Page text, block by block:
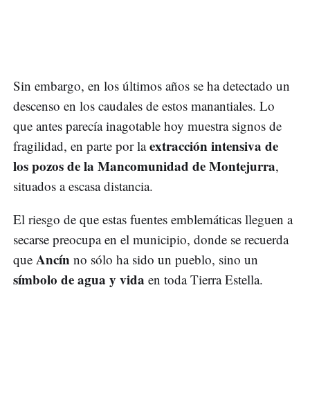
Sin embargo, en los últimos años se ha detectado un
descenso en los caudales de estos manantiales. Lo
que antes parecía inagotable hoy muestra signos de
fragilidad, en parte por laextracción intensiva de
los pozos de la Mancomunidad de Montejurra,
situados a escasa distancia.
El riesgo de que estas fuentes emblemáticas lleguen a
secarse preocupa en el municipio, donde se recuerda
que Ancín no sólo ha sido un pueblo, sino un
símbolo de agua y vida en toda Tierra Estella.